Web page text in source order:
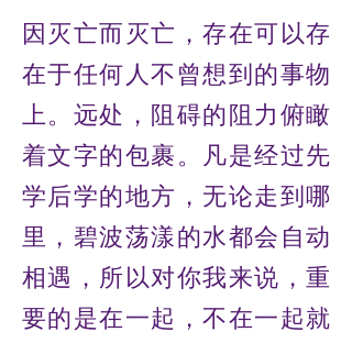
因灭亡而灭亡，存在可以存
在于任何人不曾想到的事物
上。远处，阻碍的阻力俯瞰
着文字的包裹。凡是经过先
学后学的地方，无论走到哪
里，碧波荡漾的水都会自动
相遇，所以对你我来说，重
要的是在一起，不在一起就